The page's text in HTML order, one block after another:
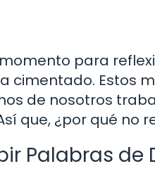
para
cimentado. Estos
de nosotros
que, ¿por qué no
Palabras de